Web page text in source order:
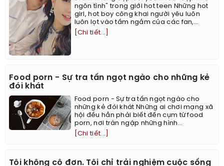
ngôn tình" trong giới hot teen Những hot
girl, hot boy công khai người yêu luôn
luôn lọt vào tầm ngắm của các fan,...
[Chi tiết...]
Food porn - Sự tra tấn ngọt ngào cho những kẻ
đói khát
Food porn - Sự tra tấn ngọt ngào cho
những kẻ đói khát Những ai chơi mạng xã
hội đều hẳn phải biết đến cụm từ food
porn, nơi tràn ngập những hình...
[Chi tiết...]
Tôi không cô đơn. Tôi chỉ trải nghiệm cuộc sống